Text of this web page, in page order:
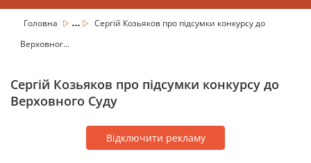
Головна ...
Сергій Козьяков про підсумки конкурсу до
Верховног...
Сергій Козьяков про підсумки конкурсу до
Верховного Суду
Відключити рекламу